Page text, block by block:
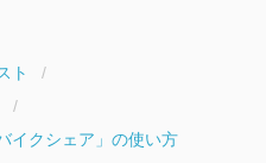
ト
イクシェア」の使い方